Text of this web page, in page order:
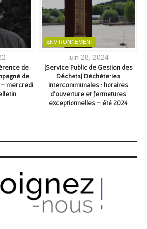
de
de
– mercredi
ENVIRONNEMENT
juin 28, 2024
[Service Public de Gestion des
Déchets] Déchèteries
intercommunales : horaires
d’ouverture et fermetures
exceptionnelles – été 2024